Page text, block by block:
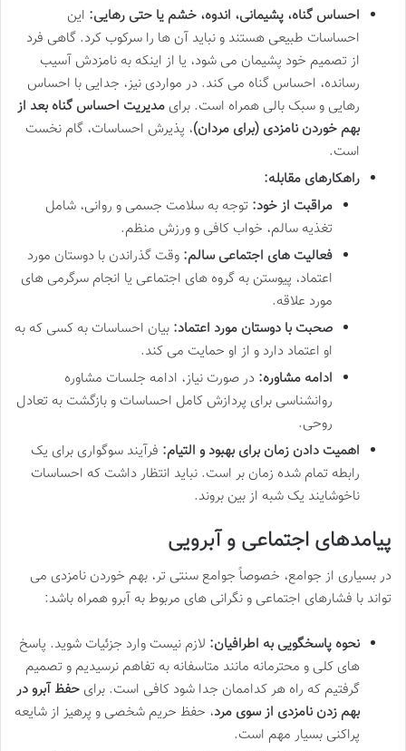
احساس گناه، پشیمانی، اندوه، خشم یا حتی رهایی: این
احساسات طبیعی هستند و نباید آن ها را سرکوب کرد. گاهی فرد
از تصمیم خود پشیمان می شود، یا از اینکه به نامزدش آسیب
رسانده، احساس گناه می کند. در مواردی نیز، جدایی با احساس
رهایی و سبک بالی همراه است. برای مدیریت احساس گناه بعد از
بهم خوردن نامزدی (برای مردان)، پذیرش احساسات، گام نخست
است.
راهکارهای مقابله:
مراقبت از خود: توجه به سلامت جسمی و روانی، شامل
تغذیه سالم، خواب کافی و ورزش منظم.
فعالیت های اجتماعی سالم: وقت گذراندن با دوستان مورد
اعتماد، پیوستن به گروه های اجتماعی یا انجام سرگرمی های
مورد علاقه.
صحبت با دوستان مورد اعتماد: بیان احساسات به کسی که به
او اعتماد دارد و از او حمایت می کند.
ادامه مشاوره: در صورت نیاز، ادامه جلسات مشاوره
روانشناسی برای پردازش کامل احساسات و بازگشت به تعادل
روحی.
اهمیت دادن زمان برای بهبود و التیام: فرآیند سوگواری برای یک
رابطه تمام شده زمان بر است. نباید انتظار داشت که احساسات
ناخوشایند یک شبه از بین بروند.
پیامدهای اجتماعی و آبرویی
در بسیاری از جوامع، خصوصاً جوامع سنتی تر، بهم خوردن نامزدی می
تواند با فشارهای اجتماعی و نگرانی های مربوط به آبرو همراه باشد:
نحوه پاسخگویی به اطرافیان: لازم نیست وارد جزئیات شوید. پاسخ
های کلی و محترمانه مانند متاسفانه به تفاهم نرسیدیم و تصمیم
گرفتیم که راه هر کداممان جدا شود کافی است. برای حفظ آبرو در
بهم زدن نامزدی از سوی مرد، حفظ حریم شخصی و پرهیز از شایعه
پراکنی بسیار مهم است.